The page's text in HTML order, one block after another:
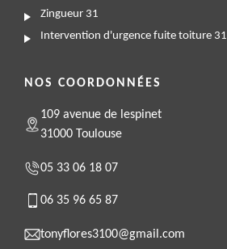
Zingueur 31
Intervention d'urgence fuite toiture 31
NOS COORDONNÉES
109 avenue de lespinet
31000 Toulouse
05 33 06 18 07
06 35 96 65 87
tonyflores3100@gmail.com